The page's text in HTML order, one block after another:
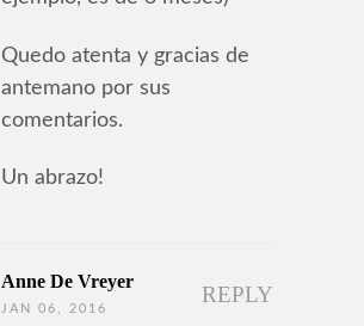
Quedo atenta y gracias de
antemano por sus
comentarios.
Un abrazo!
Anne De Vreyer
JAN 06, 2016
REPLY